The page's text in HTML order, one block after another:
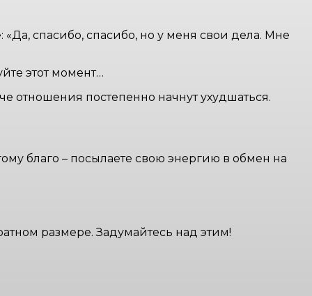
«Да, спасибо, спасибо, но у меня свои дела. Мне
этот момент…
отношения постепенно начнут ухудшаться.
благо – посылаете свою энергию в обмен на
размере. Задумайтесь над этим!